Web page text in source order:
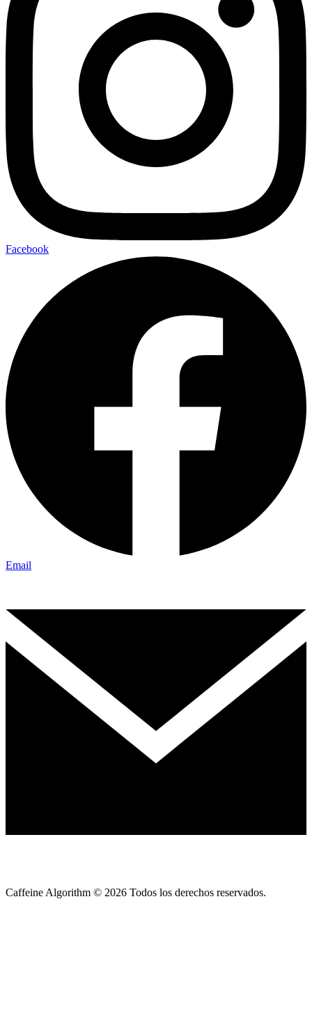
Facebook
Email
Caffeine Algorithm © 2026 Todos los derechos reservados.